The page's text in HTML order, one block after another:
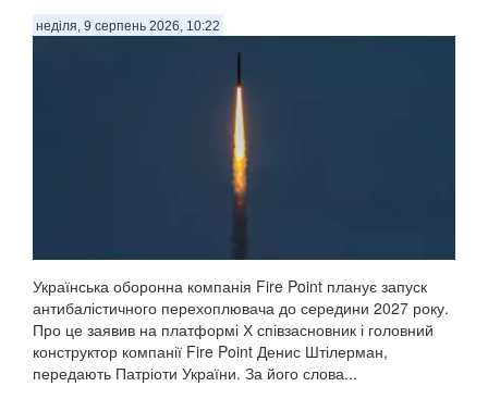
неділя, 9 серпень 2026, 10:22
Українська оборонна компанія Fire Point планує запуск
антибалістичного перехоплювача до середини 2027 року.
Про це заявив на платформі Х співзасновник і головний
конструктор компанії Fire Point Денис Штілерман,
передають Патріоти України. За його слова...